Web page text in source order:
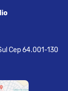
Cep 64.001-130